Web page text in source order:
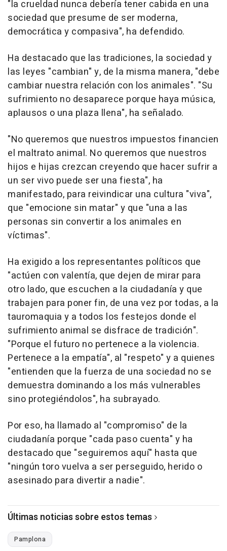
"la crueldad nunca debería tener cabida en una
sociedad que presume de ser moderna,
democrática y compasiva", ha defendido.
Ha destacado que las tradiciones, la sociedad y
las leyes "cambian" y, de la misma manera, "debe
cambiar nuestra relación con los animales". "Su
sufrimiento no desaparece porque haya música,
aplausos o una plaza llena", ha señalado.
"No queremos que nuestros impuestos financien
el maltrato animal. No queremos que nuestros
hijos e hijas crezcan creyendo que hacer sufrir a
un ser vivo puede ser una fiesta", ha
manifestado, para reivindicar una cultura "viva",
que "emocione sin matar" y que "una a las
personas sin convertir a los animales en
víctimas".
Ha exigido a los representantes políticos que
"actúen con valentía, que dejen de mirar para
otro lado, que escuchen a la ciudadanía y que
trabajen para poner fin, de una vez por todas, a la
tauromaquia y a todos los festejos donde el
sufrimiento animal se disfrace de tradición".
"Porque el futuro no pertenece a la violencia.
Pertenece a la empatía", al "respeto" y a quienes
"entienden que la fuerza de una sociedad no se
demuestra dominando a los más vulnerables
sino protegiéndolos", ha subrayado.
Por eso, ha llamado al "compromiso" de la
ciudadanía porque "cada paso cuenta" y ha
destacado que "seguiremos aquí" hasta que
"ningún toro vuelva a ser perseguido, herido o
asesinado para divertir a nadie".
Últimas noticias sobre estos temas
Pamplona